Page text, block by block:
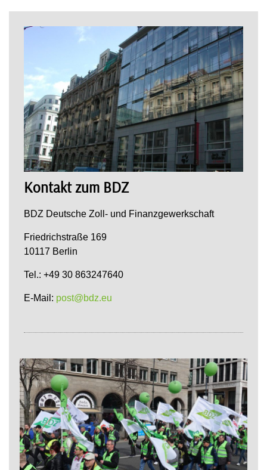
Kontakt zum BDZ
BDZ Deutsche Zoll- und Finanzgewerkschaft
Friedrichstraße 169
10117 Berlin
Tel.: +49 30 863247640
E-Mail: post@bdz.eu